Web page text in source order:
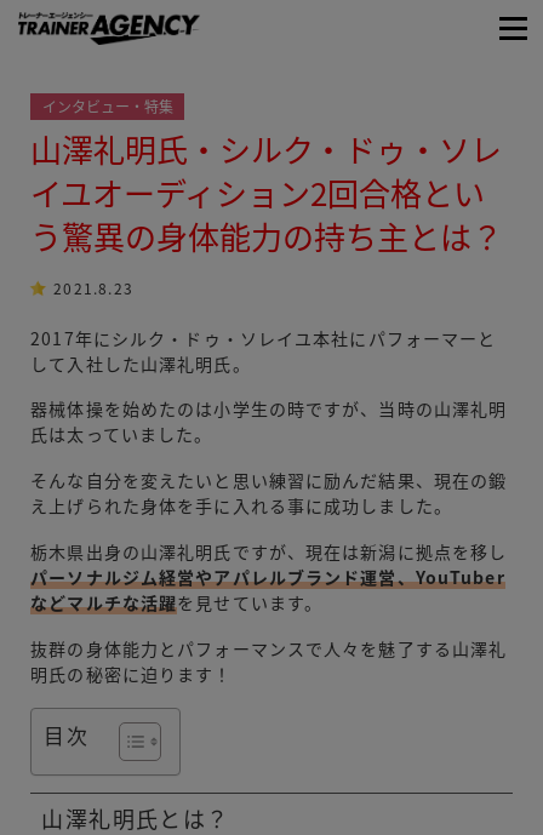
インタビュー・特集
山澤礼明氏・シルク・ドゥ・ソレ
イユオーディション2回合格とい
う驚異の身体能力の持ち主とは？
2021.8.23
2017年にシルク・ドゥ・ソレイユ本社にパフォーマーと
して入社した山澤礼明氏。
器械体操を始めたのは小学生の時ですが、当時の山澤礼明
氏は太っていました。
そんな自分を変えたいと思い練習に励んだ結果、現在の鍛
え上げられた身体を手に入れる事に成功しました。
栃木県出身の山澤礼明氏ですが、現在は新潟に拠点を移し
パーソナルジム経営やアパレルブランド運営、YouTuber
などマルチな活躍を見せています。
抜群の身体能力とパフォーマンスで人々を魅了する山澤礼
明氏の秘密に迫ります！
目次
山澤礼明氏とは？